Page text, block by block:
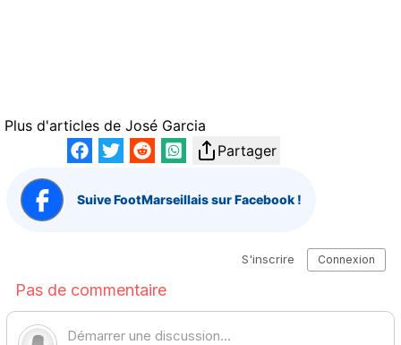
Plus d'articles de José Garcia
Partager
Suive FootMarseillais sur Facebook !